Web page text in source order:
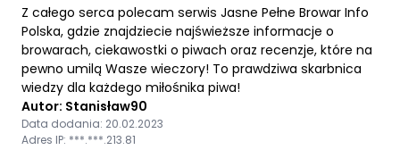
Z całego serca polecam serwis Jasne Pełne Browar Info
Polska, gdzie znajdziecie najświeższe informacje o
browarach, ciekawostki o piwach oraz recenzje, które na
pewno umilą Wasze wieczory! To prawdziwa skarbnica
wiedzy dla każdego miłośnika piwa!
Autor: Stanisław90
Data dodania: 20.02.2023
Adres IP: ***.***.213.81